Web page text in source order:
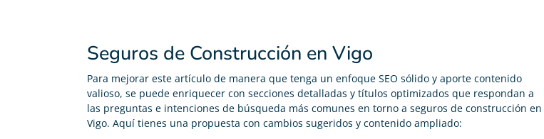
Seguros de Construcción en Vigo
Para mejorar este artículo de manera que tenga un enfoque SEO sólido y aporte contenido
valioso, se puede enriquecer con secciones detalladas y títulos optimizados que respondan a
las preguntas e intenciones de búsqueda más comunes en torno a seguros de construcción en
Vigo. Aquí tienes una propuesta con cambios sugeridos y contenido ampliado: